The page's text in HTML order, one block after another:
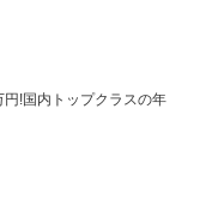
円!国内トップクラスの年